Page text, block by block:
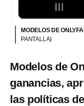
MODELOS DE
PANTALLA)
Modelos de
ganancias,
las políticas